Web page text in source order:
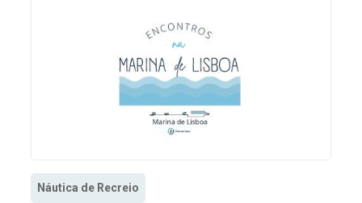
Náutica de Recreio